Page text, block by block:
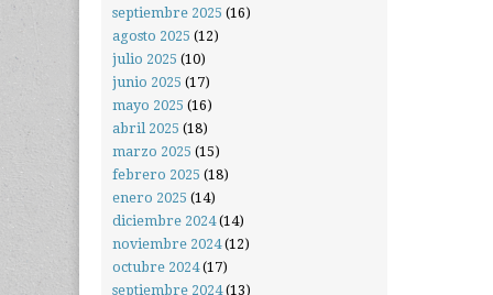
septiembre 2025 (16)
agosto 2025 (12)
julio 2025 (10)
junio 2025 (17)
mayo 2025 (16)
abril 2025 (18)
marzo 2025 (15)
febrero 2025 (18)
enero 2025 (14)
diciembre 2024(14)
noviembre 2024(12)
octubre 2024(17)
septiembre 2024(13)